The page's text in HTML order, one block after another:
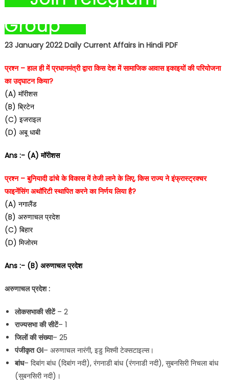
Group
23 January 2022 Daily Current Affairs in Hindi PDF
प्रश्न – हाल ही में प्रधानमंत्री द्वारा किस देश में सामाजिक आवास इकाइयों की परियोजना
का उद्घाटन किया?
(A) मॉरीशस
(B) ब्रिटेन
(C) इजराइल
(D) अबू धाबी
Ans :- (A) मॉरीशस
प्रश्न – बुनियादी ढांचे के विकास में तेजी लाने के लिए, किस राज्य ने इंफ्रास्ट्रक्चर
फाइनेंसिंग अथॉरिटी स्थापित करने का निर्णय लिया है?
(A) नगालैंड
(B) अरुणाचल प्रदेश
(C) बिहार
(D) मिजोरम
Ans :- (B) अरुणाचल प्रदेश
अरुणाचल प्रदेश :
लोकसभाकी सीटें– 2
राज्यसभा की सीटें– 1
जिलों की संख्या– 25
पंजीकृतGI– अरुणाचल नारंगी, इडु मिश्मी टेक्सटाइल्स।
बांध– दिबांग बांध (दिबांग नदी), रंगनाडी बांध (रंगनाडी नदी), सुबनसिरी निचला बांध
(सुबनसिरी नदी)।